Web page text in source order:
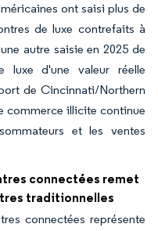
ont saisi plus de
de luxe contrefaits à
autre saisie en 2025 de
luxe d'une valeur réelle
de Cincinnati/Northern
commerce illicite continue
et les ventes
connectées remet
traditionnelles
connectées représente